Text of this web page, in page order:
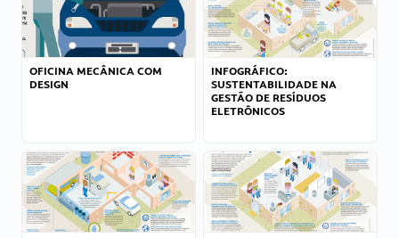
OFICINA MECÂNICA COM
DESIGN
INFOGRÁFICO:
SUSTENTABILIDADE NA
GESTÃO DE RESÍDUOS
ELETRÔNICOS